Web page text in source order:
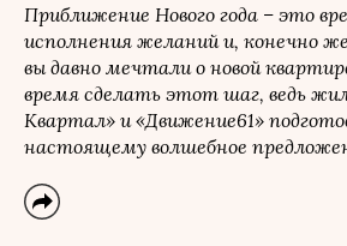
Приближение Нового года – это
исполнения желаний и, конечно
вы давно мечтали о новой
время сделать этот шаг, ведь
Квартал» и «Движение61»
настоящему волшебное